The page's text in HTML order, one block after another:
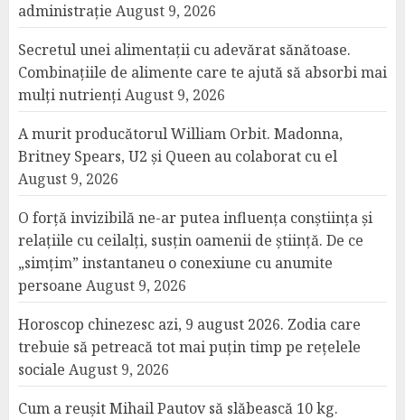
administrație August 9, 2026
Secretul unei alimentații cu adevărat sănătoase.
Combinațiile de alimente care te ajută să absorbi mai
mulți nutriențiAugust 9, 2026
A murit producătorul William Orbit. Madonna,
Britney Spears, U2 și Queen au colaborat cu el
August 9, 2026
O forță invizibilă ne-ar putea influența conștiința și
relațiile cu ceilalți, susțin oamenii de știință. De ce
„simțim” instantaneu o conexiune cu anumite
persoane August 9, 2026
Horoscop chinezesc azi, 9 august 2026. Zodia care
trebuie să petreacă tot mai puțin timp pe rețelele
sociale August 9, 2026
Cum a reușit Mihail Pautov să slăbească 10 kg.